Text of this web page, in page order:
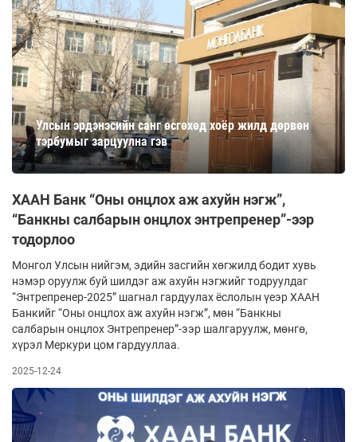
Улсын эрдэнэсийн санг өсгөхөд хоёр жилд дөрвөн
тэрбумыг зарцуулна гэв
ХААН Банк “Оны онцлох аж ахуйн нэгж”,
“Банкны салбарын онцлох энтрепренер”-ээр
тодорлоо
Монгол Улсын нийгэм, эдийн засгийн хөгжилд бодит хувь
нэмэр оруулж буй шилдэг аж ахуйн нэгжийг тодруулдаг
“Энтрепренер-2025” шагнал гардуулах ёслолын үеэр ХААН
Банкийг “Оны онцлох аж ахуйн нэгж”, мөн “Банкны
салбарын онцлох Энтрепренер”-ээр шалгаруулж, мөнгө,
хүрэл Меркури цом гардууллаа.
2025-12-24